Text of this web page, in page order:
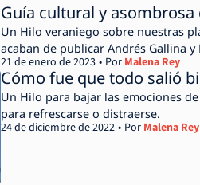
Guía cultural y asombrosa
Un Hilo veraniego sobre nuestras
acaban de publicar Andrés Gallina y
Por Malena Rey
21 de enero de 2023
Cómo fue que todo salió
Un Hilo para bajar las emociones
para refrescarse o distraerse.
Por Malena Rey
24 de diciembre de 2022